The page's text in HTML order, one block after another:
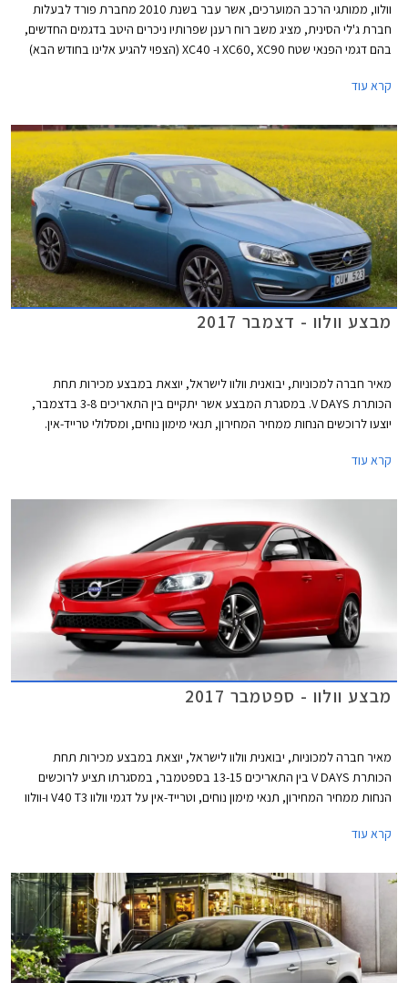
וולוו, ממותגי הרכב המוערכים, אשר עבר בשנת 2010 מחברת פורד לבעלות
חברת ג'לי הסינית, מציג משב רוח רענן שפרותיו ניכרים היטב בדגמים החדשים,
בהם דגמי הפנאי שטח XC60, XC90 ו- XC40 (הצפוי להגיע אלינו בחודש הבא)
דגמים ההופכים למובילים בקטגוריות הרכב השונות. ניתן לייחס חלק מההצלחה
לעובדה שבעלת הבית החדשה השאירה לוולוו עצמאות בתכנון דגמים חדשים
תוך סיוע במימון פרויקטים המצריכים השקעות הון גדולות.
קרא עוד
מבצע וולוו - דצמבר 2017
מאיר חברה למכוניות, יבואנית וולוו לישראל, יוצאת במבצע מכירות תחת
הכותרת V DAYS. במסגרת המבצע אשר יתקיים בין התאריכים 3-8 בדצמבר,
יוצעו לרוכשים הנחות ממחיר המחירון, תנאי מימון נוחים, ומסלולי טרייד-אין.
קרא עוד
מבצע וולוו - ספטמבר 2017
מאיר חברה למכוניות, יבואנית וולוו לישראל, יוצאת במבצע מכירות תחת
הכותרת V DAYS בין התאריכים 13-15 בספטמבר, במסגרתו תציע לרוכשים
הנחות ממחיר המחירון, תנאי מימון נוחים, וטרייד-אין על דגמי וולוו V40 T3 ו-וולוו
קרא עוד